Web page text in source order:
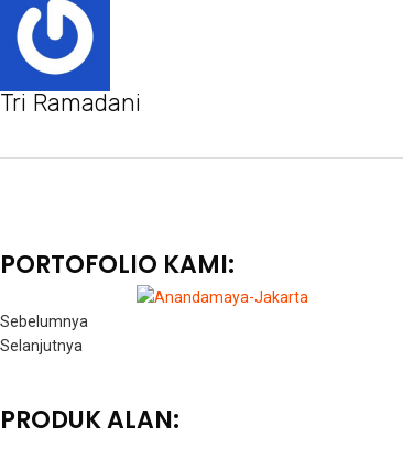
Tri Ramadani
PORTOFOLIO KAMI:
Sebelumnya
Selanjutnya
PRODUK ALAN: